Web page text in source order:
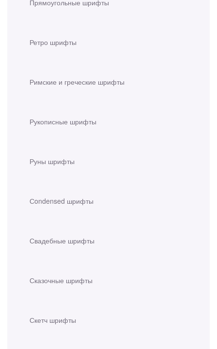
Прямоугольные шрифты
Ретро шрифты
Римские и греческие шрифты
Рукописные шрифты
Руны шрифты
Сondensed шрифты
Свадебные шрифты
Сказочные шрифты
Скетч шрифты